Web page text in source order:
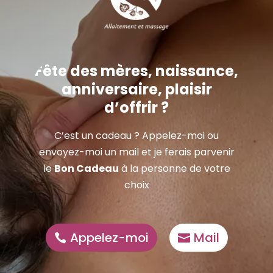
Fête des mères, naissance,
anniversaire, plaisir
d’offrir ?
C’est un cadeau ? Appelez-moi ou
envoyez-moi un mail et je ferais parvenir
leBon Cadeau à la personne de votre
choix
Appelez-moi Mail